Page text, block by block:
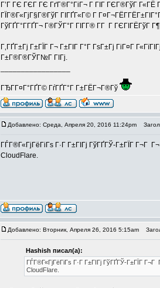
Г’Г ГЄ ГЄГ ГЄ ГґГ®Г°ГіГ¬ Г ГІГ ГЄГ®ГўГ
ГЇГ®Г«ГјГ§Г®ГўГ ГІГҐГ«Г© Г
ГўГҐГ°Г­ГҐГ¬ Г®ГЎГ°Г ГІГ­Г® Г­Г Г ГЄГІГЁГўГ
Г‚ГҐГ±Гј Г±ГЇГ Г¬ Г±ГІГ Г°Г ГѕГ±Гј ГіГ¤Г
Г±Г®Г®ГЎГ№Г ГІГј.
ГЂГ­Г¤Г°ГҐГ© ГѓГҐГ°Г Г±ГЁГ¬Г®Гў
Добавлено: Среда, Апреля 20, 2016 11:24pm
ГЃГ®Г«ГјГёГіГѕ Г·Г Г±ГІГј ГўГҐГЎ-Г±ГЇГ
CloudFlare.
Добавлено: Вторник, Апреля 26, 2016 5:15am
Hashish писал(а):
ГЃГ®Г«ГјГёГіГѕ Г·Г Г±ГІГј ГўГҐГЎ-Г±ГЇГ
CloudFlare.